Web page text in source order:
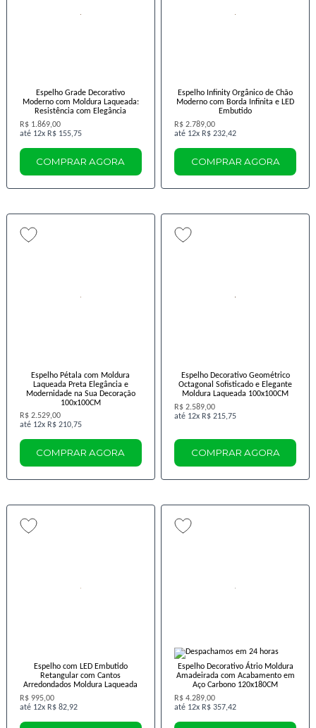
Espelho Grade Decorativo
Moderno com Moldura Laqueada:
Resistência com Elegância
R$ 1.869,00
12x R$ 155,75
COMPRAR AGORA
Espelho Infinity Orgânico de Chão
Moderno com Borda Infinita e LED
Embutido
R$ 2.789,00
12x R$ 232,42
COMPRAR AGORA
Espelho Pétala com Moldura
Laqueada Preta Elegância e
Modernidade na Sua Decoração
100x100CM
R$ 2.529,00
12x R$ 210,75
COMPRAR AGORA
Espelho Decorativo Geométrico
Octagonal Sofisticado e Elegante
Moldura Laqueada 100x100CM
R$ 2.589,00
12x R$ 215,75
COMPRAR AGORA
Espelho com LED Embutido
Retangular com Cantos
Arredondados Moldura Laqueada
R$ 995,00
12x R$ 82,92
Espelho Decorativo Átrio Moldura
Amadeirada com Acabamento em
Aço Carbono 120x180CM
R$ 4.289,00
12x R$ 357,42